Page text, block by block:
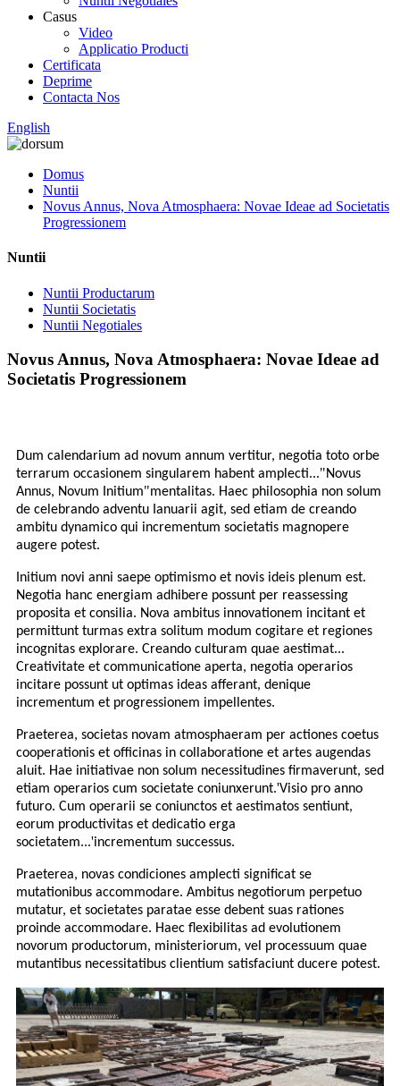
Casus
Video
Applicatio Producti
Certificata
Deprime
Contacta Nos
English
Domus
Nuntii
Novus Annus, Nova Atmosphaera: Novae Ideae ad Societatis
Progressionem
Nuntii
Nuntii Productarum
Nuntii Societatis
Nuntii Negotiales
Novus Annus, Nova Atmosphaera: Novae Ideae ad
Societatis Progressionem
Dum calendarium ad novum annum vertitur, negotia toto orbe
terrarum occasionem singularem habent amplecti..."Novus
Annus, Novum Initium"mentalitas. Haec philosophia non solum
de celebrando adventu Ianuarii agit, sed etiam de creando
ambitu dynamico qui incrementum societatis magnopere
augere potest.
Initium novi anni saepe optimismo et novis ideis plenum est.
Negotia hanc energiam adhibere possunt per reassessing
proposita et consilia. Nova ambitus innovationem incitant et
permittunt turmas extra solitum modum cogitare et regiones
incognitas explorare. Creando culturam quae aestimat...
Creativitate et communicatione aperta, negotia operarios
incitare possunt ut optimas ideas afferant, denique
incrementum et progressionem impellentes.
Praeterea, societas novam atmosphaeram per actiones coetus
cooperationis et officinas in collaboratione et artes augendas
aluit. Hae initiativae non solum necessitudines firmaverunt, sed
etiam operarios cum societate coniunxerunt.'Visio pro anno
futuro. Cum operarii se coniunctos et aestimatos sentiunt,
eorum productivitas et dedicatio erga
societatem...'incrementum successus.
Praeterea, novas condiciones amplecti significat se
mutationibus accommodare. Ambitus negotiorum perpetuo
mutatur, et societates paratae esse debent suas rationes
proinde accommodare. Haec flexibilitas ad evolutionem
novorum productorum, ministeriorum, vel processuum quae
mutantibus necessitatibus clientium satisfaciunt ducere potest.